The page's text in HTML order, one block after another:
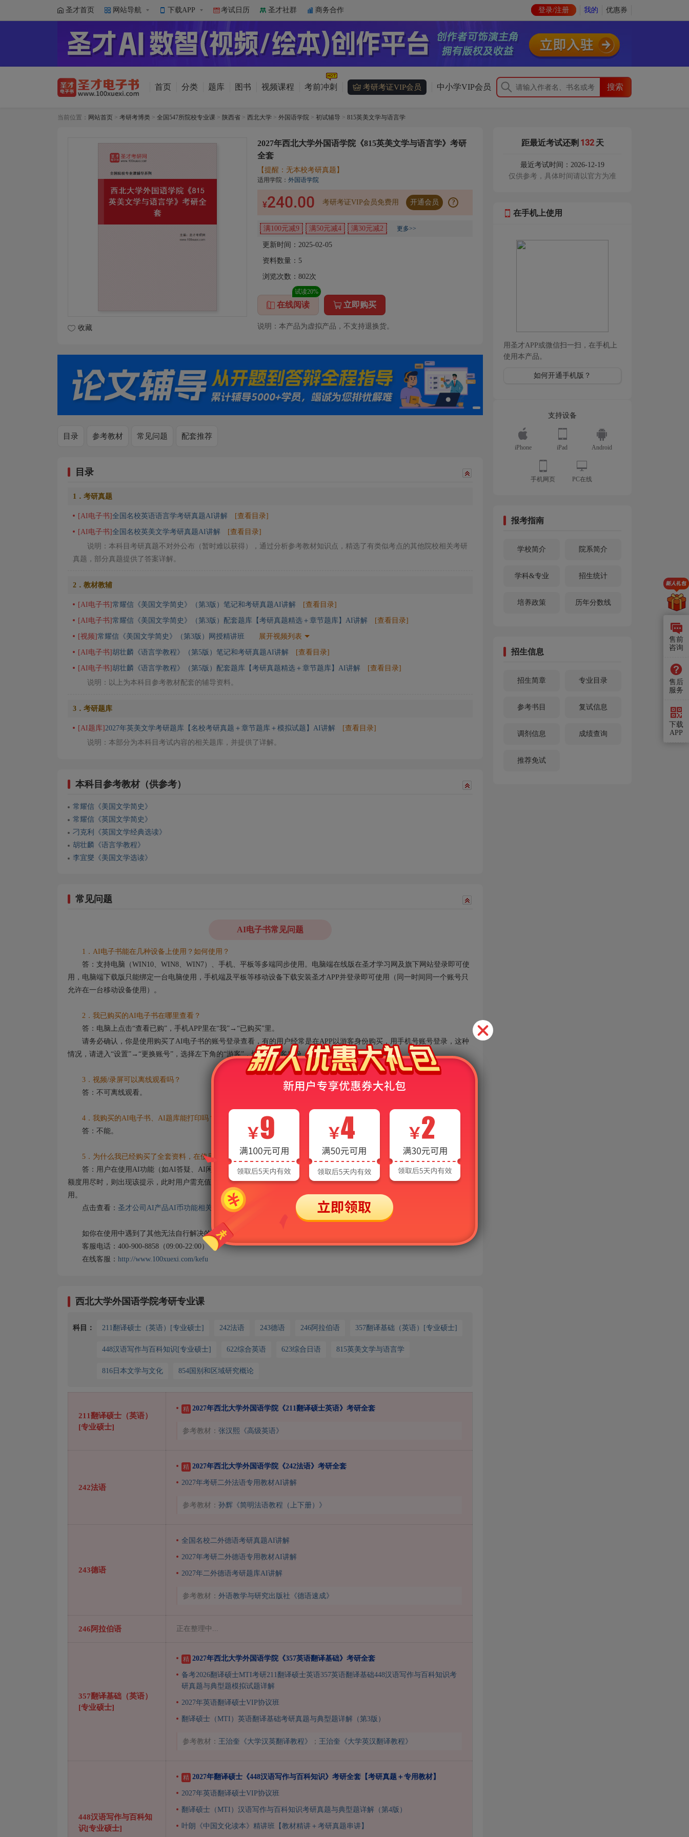
圣才首页 网站导航 下载APP 考试日历 圣才社群 商务合作 登录/注册 我的 优惠券
首页 分类 题库 图书 视频课程 考前冲刺 考研考证VIP会员 中小学VIP会员
当前位置： 网站首页 > 考研考博类 > 全国547所院校专业课 > 陕西省 > 西北大学 > 外国语学院 > 初试辅导 > 815英美文学与语言学
收藏
2027年西北大学外国语学院《815英美文学与语言学》考研
全套
【提醒：无本校考研真题】
适用学院： 外国语学院
¥240.00 考研考证VIP会员免费用 开通会员 ?
满100元减9 满50元减4 满30元减2 更多>>
更新时间：2025-02-05
资料数量： 5
浏览次数： 802次
在线阅读
试读20%
立即购买
说明：本产品为虚拟产品，不支持退换货。
目录 参考教材 常见问题 配套推荐
目录
1．考研真题
[AI电子书]全国名校英语语言学考研真题AI讲解 [查看目录]
[AI电子书]全国名校英美文学考研真题AI讲解
[查看目录]
说明：本科目考研真题不对外公布（暂时难以获得），通过分析参考教材知识点，精选了有类似考点的其他院校相关考研
真题，部分真题提供了答案详解。
2．教材教辅
[AI电子书]常耀信《美国文学简史》（第3版）笔记和考研真题AI讲解 [查看目录]
[AI电子书]常耀信《美国文学简史》（第3版）配套题库【考研真题精选＋章节题库】AI讲解 [查看目录]
[视频]常耀信《美国文学简史》（第3版）网授精讲班 展开视频列表
[AI电子书]胡壮麟《语言学教程》（第5版）笔记和考研真题AI讲解 [查看目录]
[AI电子书]胡壮麟《语言学教程》（第5版）配套题库【考研真题精选＋章节题库】AI讲解
[查看目录]
说明：以上为本科目参考教材配套的辅导资料。
3．考研题库
[AI题库] 2027年英美文学考研题库【名校考研真题＋章节题库＋模拟试题】AI讲解
[查看目录]
说明：本部分为本科目考试内容的相关题库，并提供了详解。
本科目参考教材（供参考）
常耀信《美国文学简史》
常耀信《英国文学简史》
刁克利《英国文学经典选读》
胡壮麟《语言学教程》
李宜燮《美国文学选读》
常见问题
AI电子书常见问题
1．AI电子书能在几种设备上使用？如何使用？
答：支持电脑（WIN10、WIN8、WIN7）、手机、平板等多端同步使用。电脑端在线版在圣才学习网及旗下网站登录即可使
用，电脑端下载版只能绑定一台电脑使用，手机端及平板等移动设备下载安装圣才APP并登录即可使用（同一时间同一个账号只
允许在一台移动设备使用）。
2．我已购买的AI电子书在哪里查看？
答：电脑上点击“查看已购”，手机APP里在“我”→“已购买”里。
请务必确认，你是使用购买了AI电子书的账号登录查看，有的用户经常是在APP以游客身份购买，用手机号账号登录，这种
情况，请进入“设置”→“更换账号”，选择左下角的“游客”，切换到游客身份，再进入“已购买”栏目。
3．视频/录屏可以离线观看吗？
答：不可离线观看。
4．我购买的AI电子书、AI题库能打印吗？
答：不能。
5．为什么我已经购买了全套资料，在使用AI功能的时候却提示“您的额度已用完，需充值后继续使用”？
答：用户在使用AI功能（如AI答疑、AI闲聊）的过程中，会消耗各种AI算力资源，系统会默认赠送一定的免费额度，当免费
额度用尽时，则出现该提示，此时用户需充值AI币后才可继续使用AI功能。需要说明的是，出现该提示并不会影响非AI功能的使
用。
点击查看： 圣才公司AI产品AI币功能相关说明
如你在使用中遇到了其他无法自行解决的问题，请联系客服：
客服电话：400-900-8858（09:00-22:00）
在线客服： http://www.100xuexi.com/kefu
西北大学外国语学院考研专业课
科目： 211翻译硕士（英语）[专业硕士] 242法语 243德语 246阿拉伯语 357翻译基础（英语）[专业硕士]
448汉语写作与百科知识[专业硕士] 622综合英语 623综合日语 815英美文学与语言学
816日本文学与文化 854国别和区域研究概论
211翻译硕士（英语）
[专业硕士]
精 2027年西北大学外国语学院《211翻译硕士英语》考研全套
参考教材： 张汉熙《高级英语》
242法语
精 2027年西北大学外国语学院《242法语》考研全套
2027年考研二外法语专用教材AI讲解
参考教材： 孙辉《简明法语教程（上下册）》
243德语
全国名校二外德语考研真题AI讲解
2027年考研二外德语专用教材AI讲解
2027年二外德语考研题库AI讲解
参考教材： 外语教学与研究出版社《德语速成》
246阿拉伯语 正在整理中...
357翻译基础（英语）
[专业硕士]
精 2027年西北大学外国语学院《357英语翻译基础》考研全套
备考2026翻译硕士MTI考研211翻译硕士英语357英语翻译基础448汉语写作与百科知识考
研真题与典型题模拟试题详解
2027年英语翻译硕士VIP协议班
翻译硕士（MTI）英语翻译基础考研真题与典型题详解（第3版）
参考教材： 王治奎《大学汉英翻译教程》 ； 王治奎《大学英汉翻译教程》
448汉语写作与百科知
识[专业硕士]
精 2027年翻译硕士《448汉语写作与百科知识》考研全套【考研真题＋专用教材】
2027年英语翻译硕士VIP协议班
翻译硕士（MTI）汉语写作与百科知识考研真题与典型题详解（第4版）
叶朗《中国文化读本》精讲班【教材精讲＋考研真题串讲】
距最近考试还剩 132 天
最近考试时间：2026-12-19
仅供参考，具体时间请以官方为准
在手机上使用
用圣才APP或微信扫一扫，在手机上
使用本产品。
如何开通手机版？
支持设备
iPhone iPad Android
手机网页 PC在线
报考指南
学校简介 院系简介
学科&专业 招生统计
培养政策 历年分数线
招生信息
招生简章 专业目录
参考书目 复试信息
调剂信息 成绩查询
推荐免试
售前
咨询
售后
服务
下载
APP